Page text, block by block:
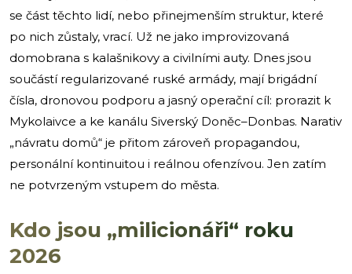
se část těchto lidí, nebo přinejmenším struktur, které
po nich zůstaly, vrací. Už ne jako improvizovaná
domobrana s kalašnikovy a civilními auty. Dnes jsou
součástí regularizované ruské armády, mají brigádní
čísla, dronovou podporu a jasný operační cíl: prorazit k
Mykolaivce a ke kanálu Siverský Doněc–Donbas. Narativ
„návratu domů“ je přitom zároveň propagandou,
personální kontinuitou i reálnou ofenzívou. Jen zatím
ne potvrzeným vstupem do města.
Kdo jsou „milicionáři“ roku
2026